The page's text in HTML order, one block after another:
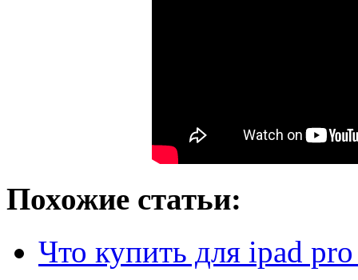
Похожие статьи:
Что купить для ipad